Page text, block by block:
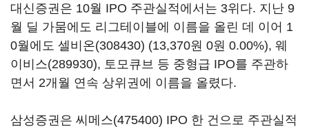
대신증권은 10월 IPO 주관실적에서는 3위다. 지난 9
월 딜 가뭄에도 리그테이블에 이름을 올린 데 이어 1
0월에도 셀비온(308430) (13,370원 0원 0.00%), 웨
이비스(289930), 토모큐브 등 중형급 IPO를 주관하
면서 2개월 연속 상위권에 이름을 올렸다.
삼성증권은 씨메스(475400) IPO 한 건으로 주관실적